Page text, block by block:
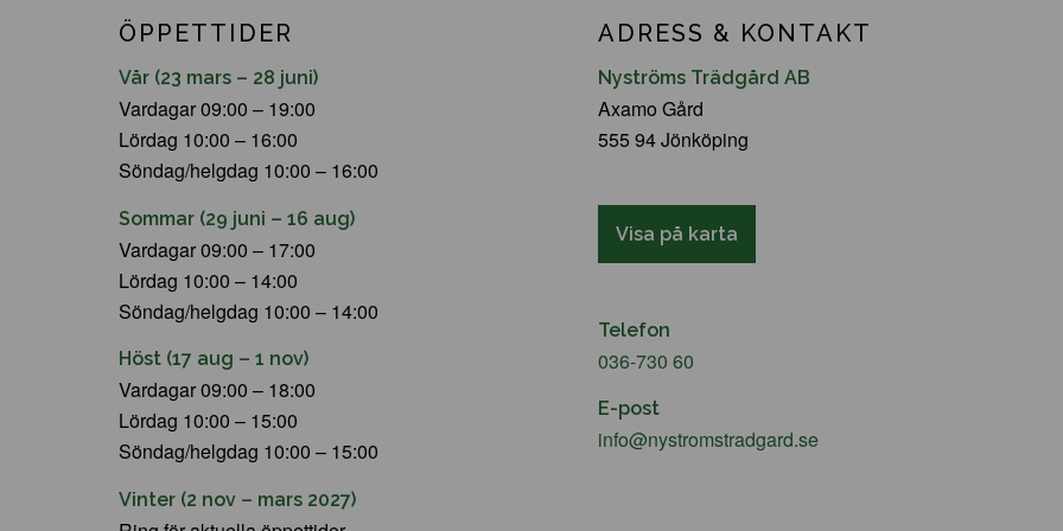
ÖPPETTIDER
Vår (23 mars – 28 juni)
Vardagar 09:00 – 19:00
Lördag 10:00 – 16:00
Söndag/helgdag 10:00 – 16:00
Sommar (29 juni – 16 aug)
Vardagar 09:00 – 17:00
Lördag 10:00 – 14:00
Söndag/helgdag 10:00 – 14:00
Höst (17 aug – 1 nov)
Vardagar 09:00 – 18:00
Lördag 10:00 – 15:00
Söndag/helgdag 10:00 – 15:00
Vinter (2 nov – mars 2027)
ADRESS & KONTAKT
Nyströms Trädgård AB
Axamo Gård
555 94 Jönköping
Visa på karta
Telefon
036-730 60
E-post
info@nystromstradgard.se